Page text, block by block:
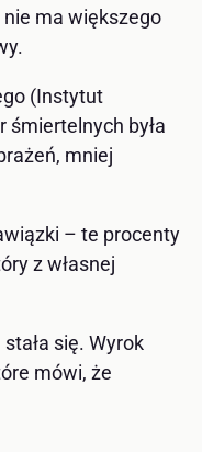
ma większego
(Instytut
śmiertelnych była
mniej
– te procenty
z własnej
się. Wyrok
mówi, że